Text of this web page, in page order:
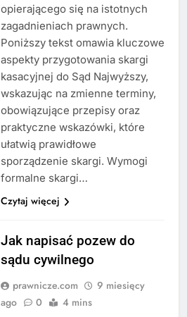
opierającego się na istotnych
zagadnieniach prawnych.
Poniższy tekst omawia kluczowe
aspekty przygotowania skargi
kasacyjnej do Sąd Najwyższy,
wskazując na zmienne terminy,
obowiązujące przepisy oraz
praktyczne wskazówki, które
ułatwią prawidłowe
sporządzenie skargi. Wymogi
formalne skargi…
Czytaj więcej
Jak napisać pozew do
sądu cywilnego
prawnicze.com
9 miesięcy
ago
0 4 mins